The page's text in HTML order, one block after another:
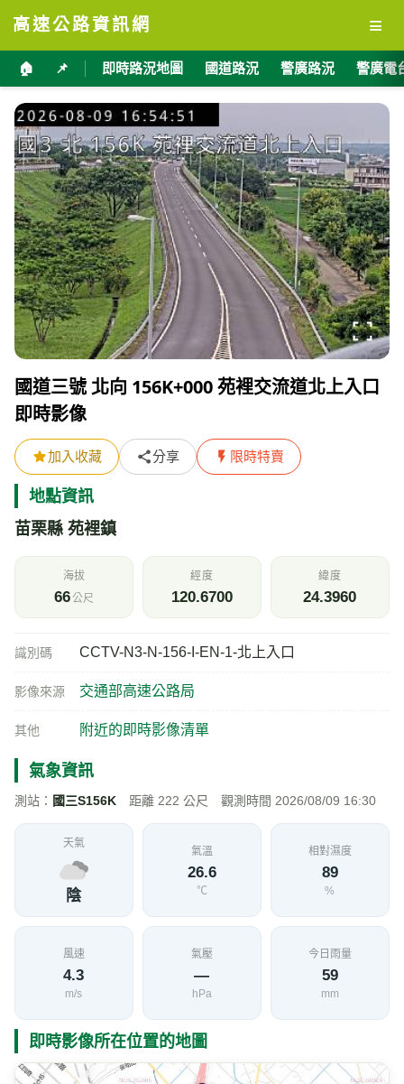
高速公路資訊網 ≡
🏠 📌 即時路況地圖 國道路況 警廣路況 警廣電
國道三號 北向 156K+000 苑裡交流道北上入口
即時影像
加入收藏 分享 限時特賣
地點資訊
苗栗縣 苑裡鎮
海拔
66公尺
經度
120.6700
緯度
24.3960
識別碼 CCTV-N3-N-156-I-EN-1-北上入口
影像來源 交通部高速公路局
其他 附近的即時影像清單
氣象資訊
測站： 國三S156K 距離 222 公尺 觀測時間 2026/08/09 16:30
天氣
陰
氣溫
26.6
℃
相對濕度
89
%
風速
4.3
m/s
氣壓
—
hPa
今日雨量
59
mm
即時影像所在位置的地圖